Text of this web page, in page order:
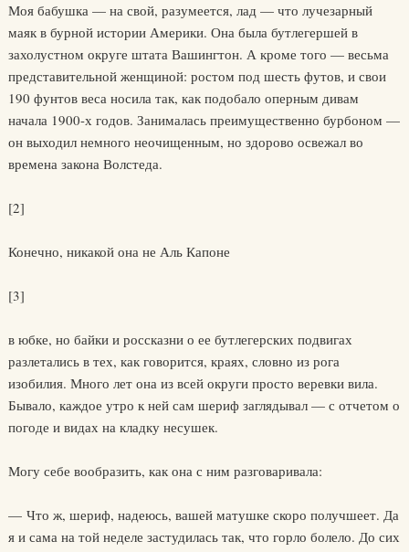
Моя бабушка — на свой, разумеется, лад — что лучезарный
маяк в бурной истории Америки. Она была бутлегершей в
захолустном округе штата Вашингтон. А кроме того — весьма
представительной женщиной: ростом под шесть футов, и свои
190 фунтов веса носила так, как подобало оперным дивам
начала 1900-х годов. Занималась преимущественно бурбоном —
он выходил немного неочищенным, но здорово освежал во
времена закона Волстеда.
[2]
Конечно, никакой она не Аль Капоне
[3]
в юбке, но байки и россказни о ее бутлегерских подвигах
разлетались в тех, как говорится, краях, словно из рога
изобилия. Много лет она из всей округи просто веревки вила.
Бывало, каждое утро к ней сам шериф заглядывал — с отчетом о
погоде и видах на кладку несушек.
Могу себе вообразить, как она с ним разговаривала:
— Что ж, шериф, надеюсь, вашей матушке скоро получшеет. Да
я и сама на той неделе застудилась так, что горло болело. До сих